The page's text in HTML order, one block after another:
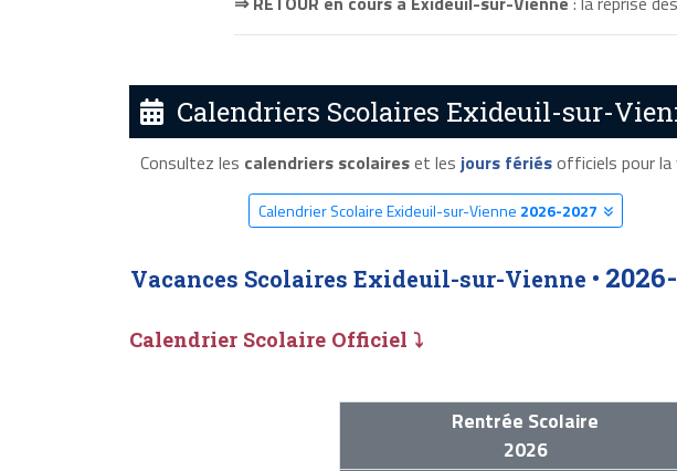
Calendriers Scolaires Exideuil-sur-
Consultez les calendriers scolaireset les jours fériésofficiels pour la
Calendrier Scolaire Exideuil-sur-Vienne 2026-2027
Vacances Scolaires Exideuil-sur-Vienne •
Calendrier Scolaire Officiel ⤵
Rentrée Scolaire
2026